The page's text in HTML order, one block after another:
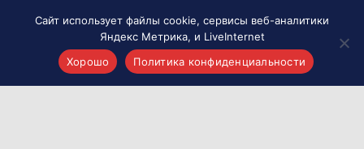
Сайт использует файлы cookie, сервисы веб-аналитики
Яндекс Метрика, и LiveInternet
Хорошо
Политика конфиденциальности